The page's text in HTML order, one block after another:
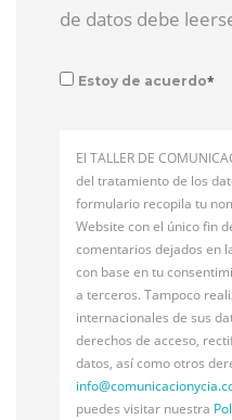
de datos debe
Estoy de acuerdo*
El TALLER DE
del tratamiento de los
formulario recopila tu
Website con el único fin
comentarios dejados en
con base en tu
a terceros. Tampoco
internacionales de sus
derechos de acceso,
datos, así como otros
info@
puedes visitar nuestra